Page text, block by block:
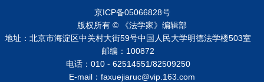
京ICP备05066828号
版权所有 © 《法学家》编辑部
地址：北京市海淀区中关村大街59号中国人民大学明德法学楼503室
邮编：100872
电话：010 - 62514551/82509250
E-mail：faxuejiaruc@vip.163.com